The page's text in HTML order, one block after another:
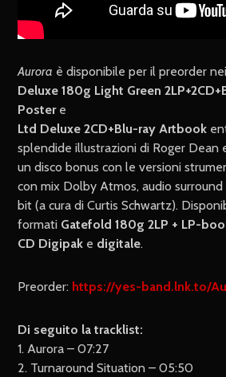
Aurora è disponibile per il preorder
Deluxe 180g Light Green
Poster e
Ltd Deluxe 2CD+Blu-ray Artbook
splendide illustrazioni di Roger Dean
un disco bonus con le versioni
con mix Dolby Atmos, audio
bit (a cura di Curtis Schwartz).
formati Gatefold 180g 2LP + LP-
CD Digipak e digitale.
Preorder: https://yes-band.lnk.to/
Di seguito la tracklist:
1. Aurora – 07:27
2. Turnaround Situation – 05:50